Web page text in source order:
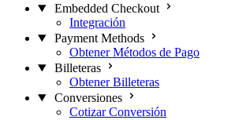
Embedded Checkout
Integración
Payment Methods
Obtener Métodos de Pago
Billeteras
Obtener Billeteras
Conversiones
Cotizar Conversión